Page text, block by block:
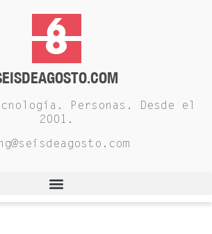
Personas. Desde el
2001.